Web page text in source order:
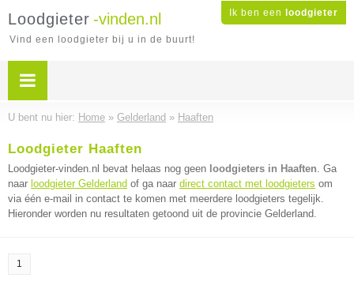
Ik ben een loodgieter
Loodgieter -vinden.nl
Vind een loodgieter bij u in de buurt!
U bent nu hier: Home » Gelderland » Haaften
Loodgieter Haaften
Loodgieter-vinden.nl bevat helaas nog geen loodgieters in Haaften. Ga
naar loodgieter Gelderland of ga naar direct contact met loodgieters om
via één e-mail in contact te komen met meerdere loodgieters tegelijk.
Hieronder worden nu resultaten getoond uit de provincie Gelderland.
1